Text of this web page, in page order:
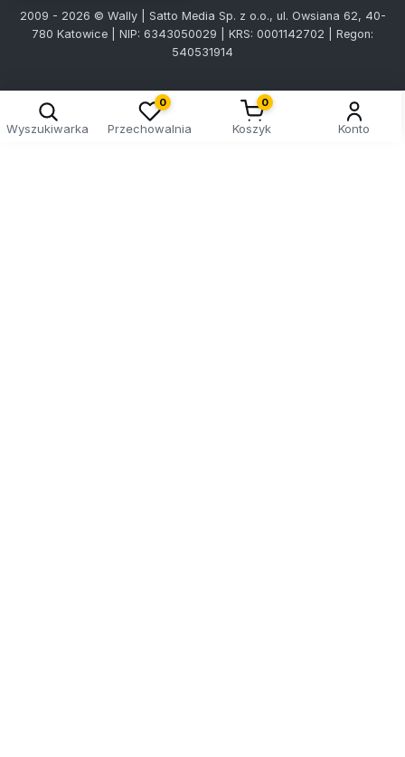
2009 - 2026 © Wally | Satto Media Sp. z o.o., ul. Owsiana 62, 40-
780 Katowice | NIP: 6343050029 | KRS: 0001142702 | Regon:
540531914
Wyszukiwarka
0
Przechowalnia
0
Koszyk Konto